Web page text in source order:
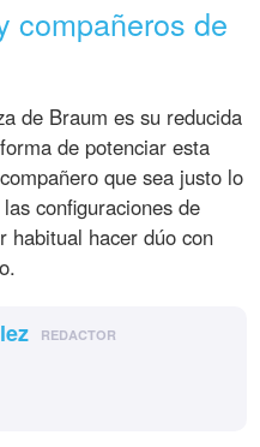
compañeros de
de Braum es su reducida
de potenciar esta
que sea justo lo
configuraciones de
habitual hacer dúo con
REDACTOR